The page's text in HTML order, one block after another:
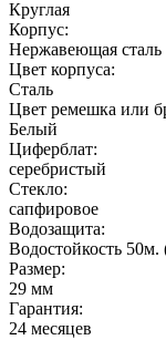
Круглая
Корпус:
Нержавеющая cталь
Цвет корпуса:
Сталь
Цвет ремешка или
Белый
Циферблат:
серебристый
Стекло:
сапфировое
Водозащита:
Водостойкость 50м.
Размер:
29 мм
Гарантия:
24 месяцев